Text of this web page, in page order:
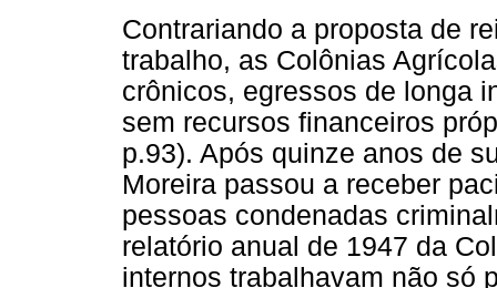
Contrariando a proposta de
trabalho, as Colônias
crônicos, egressos de longa
sem recursos financeiros
p.93). Após quinze anos de
Moreira passou a receber
pessoas condenadas
relatório anual de 1947 da
internos trabalhavam não só